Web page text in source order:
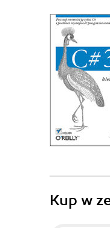
Kup w